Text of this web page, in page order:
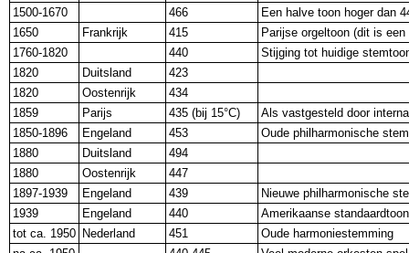
1500-1670
466
Een halve toon hoger dan
1650
Frankrijk 415
Parijse orgeltoon (dit is
1760-1820
440
Stijging tot huidige
1820
Duitsland
423
1820
Oostenrijk
434
1859
Parijs 435 (bij 15°C)
Als vastgesteld door
1850-1896
Engeland 453
Oude philharmonische
1880
Duitsland
494
1880
Oostenrijk
447
1897-1939
Engeland 439
Nieuwe philharmonische
1939
Engeland 440
Amerikaanse
tot ca. 1950 Nederland 451
Oude harmoniestemming